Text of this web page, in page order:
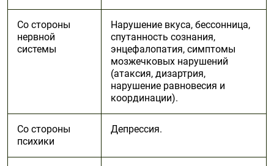
Со стороны
нервной
системы
Нарушение вкуса, бессонница,
спутанность сознания,
энцефалопатия, симптомы
мозжечковых нарушений
(атаксия, дизартрия,
нарушение равновесия и
координации).
Со стороны
психики
Депрессия.